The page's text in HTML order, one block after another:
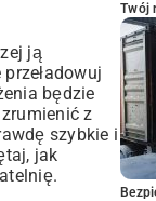
ją
będzie
z
szybkie i
jak
Twój